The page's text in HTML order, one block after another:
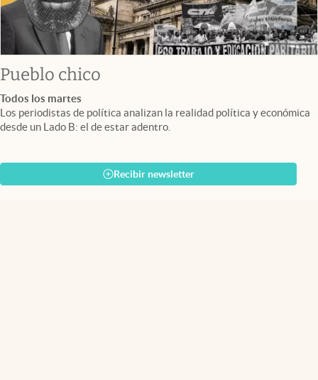
Pueblo chico
Todos los martes
Los periodistas de política analizan la realidad política y económica
desde un Lado B: el de estar adentro.
Recibir newsletter